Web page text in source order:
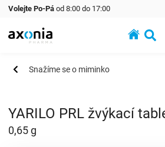
Volejte Po-Pá od 8:00 do 17:00
Snažíme se o miminko
YARILO PRL žvýkací
0,65 g